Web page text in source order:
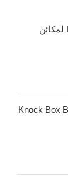
شاور سكرين IMS لمكائن